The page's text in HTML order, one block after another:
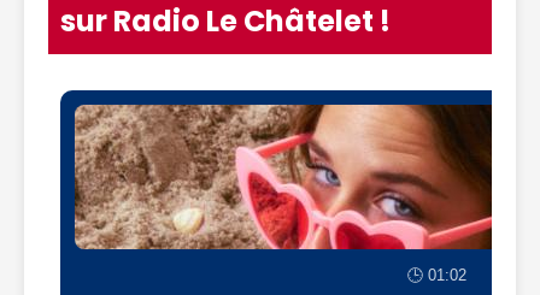
sur Radio Le Châtelet !
🕒 01:02